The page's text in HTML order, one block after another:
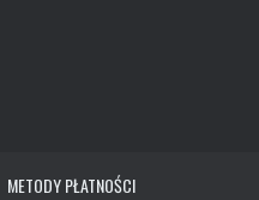
METODY PŁATNOŚCI